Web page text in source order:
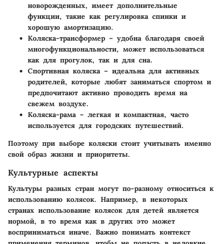
новорожденных, имеет дополнительные
функции, такие как регулировка спинки и
хорошую амортизацию.
Коляска-трансформер – удобна благодаря своей
многофункциональности, может использоваться
как для прогулок, так и для сна.
Спортивная коляска– идеальна для активных
родителей, которые любят заниматься спортом и
предпочитают активно проводить время на
свежем воздухе.
Коляска-рама– легкая и компактная, часто
используется для городских путешествий.
Поэтому при выборе коляски стоит учитывать именно
свой образ жизни и приоритеты.
Культурные аспекты
Культуры разных стран могут по-разному относиться к
использованию колясок. Например, в некоторых
странах использование колясок для детей является
нормой, в то время как в других это может
восприниматься иначе. Важно понимать контекст